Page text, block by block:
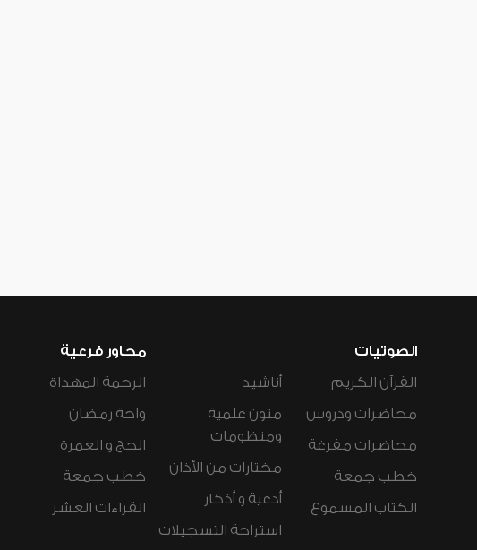
الصوتيات
القرآن الكريم
محاضرات ودروس
محاضرات مفرغة
خطب جمعة
الكتاب المسموع
أناشيد
متون علمية
ومنظومات
مختارات من الأذان
أدعية و أذكار
استراحة التسجيلات
محاور فرعية
الرحمة المهداة
واحة رمضان
الحج و العمرة
خطب جمعة
القراءات العشر